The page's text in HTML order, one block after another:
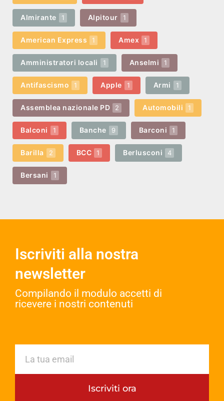
Almirante 1 Alpitour 1
American Express 1 Amex 1
Amministratori locali 1 Anselmi 1
Antifascismo 1 Apple 1 Armi 1
Assemblea nazionale PD 2 Automobili 1
Balconi 1 Banche 9 Barconi 1
Barilla 2 BCC 1 Berlusconi 4
Bersani 1
Iscriviti alla nostra
newsletter
Compilando il modulo accetti di
ricevere i nostri contenuti​
Iscriviti ora